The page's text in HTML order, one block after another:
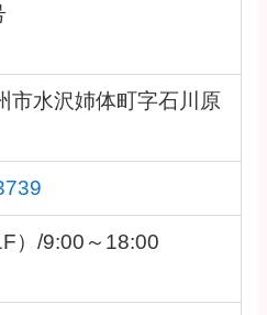
市水沢姉体町字石川原
）/9:00～18:00